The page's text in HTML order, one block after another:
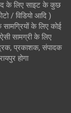
के लिए साइट के कुछ
/ विडियो आदि )
के लिए कोई
सामग्री के लिए
प्रकाशक, संपादक
होगा